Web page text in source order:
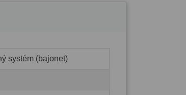
systém (bajonet)